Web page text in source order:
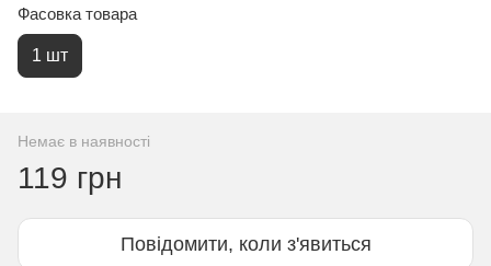
Фасовка товара
1 шт
Немає в наявності
119 грн
Повідомити, коли з'явиться